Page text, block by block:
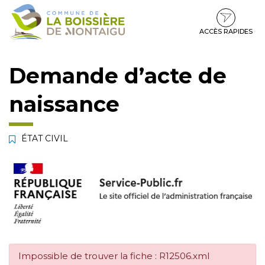
Gestion des traceurs
Aller
Aller
contenu
Aller
pied
ACCÈS RAPIDES
Demande d’acte de
naissance
ÉTAT CIVIL
Impossible de trouver la fiche : R12506.xml